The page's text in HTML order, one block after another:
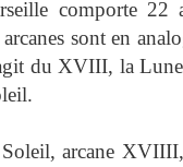
comporte 22
sont en
du XVIII, la
arcane